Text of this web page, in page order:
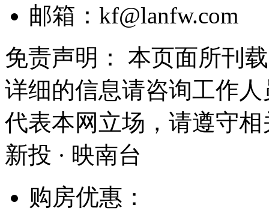
邮箱： kf@lanfw.com
免责声明： 本页面所刊
详细的信息请咨询工作
代表本网立场，请遵守
新投 · 映南台
购房优惠：